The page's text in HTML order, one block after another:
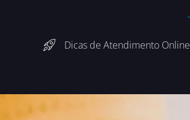
Dicas de Atendimento Online